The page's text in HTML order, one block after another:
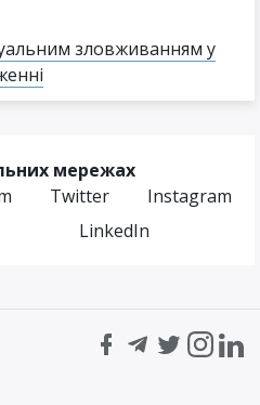
зловживанням у
мережах
Twitter
Instagram
LinkedIn